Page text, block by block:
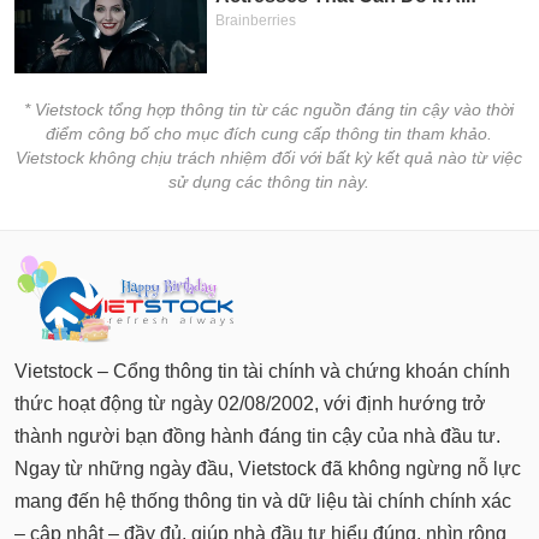
* Vietstock tổng hợp thông tin từ các nguồn đáng tin cậy vào thời
điểm công bố cho mục đích cung cấp thông tin tham khảo.
Vietstock không chịu trách nhiệm đối với bất kỳ kết quả nào từ việc
sử dụng các thông tin này.
Vietstock – Cổng thông tin tài chính và chứng khoán chính
thức hoạt động từ ngày 02/08/2002, với định hướng trở
thành người bạn đồng hành đáng tin cậy của nhà đầu tư.
Ngay từ những ngày đầu, Vietstock đã không ngừng nỗ lực
mang đến hệ thống thông tin và dữ liệu tài chính chính xác
– cập nhật – đầy đủ, giúp nhà đầu tư hiểu đúng, nhìn rộng